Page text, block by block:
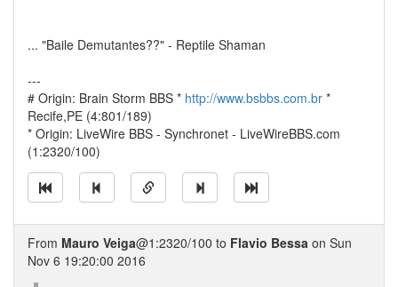
... "Baile Demutantes??" - Reptile Shaman
---
# Origin: Brain Storm BBS * http://www.bsbbs.com.br *
Recife,PE (4:801/189)
* Origin: LiveWire BBS - Synchronet - LiveWireBBS.com
(1:2320/100)
From Mauro Veiga@1:2320/100 to Flavio Bessa on Sun
Nov 6 19:20:00 2016